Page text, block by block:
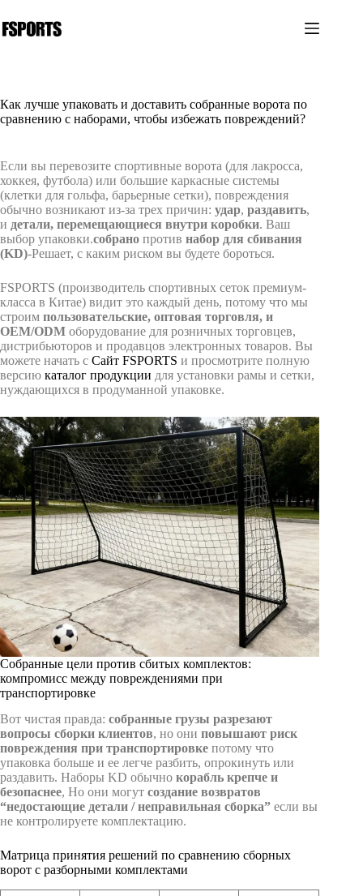
к
сути
Как лучше упаковать и доставить собранные ворота по
сравнению с наборами, чтобы избежать повреждений?
Если вы перевозите спортивные ворота (для лакросса,
хоккея, футбола) или большие каркасные системы
(клетки для гольфа, барьерные сетки), повреждения
обычно возникают из-за трех причин: удар, раздавить,
и детали, перемещающиеся внутри коробки. Ваш
выбор упаковки.собрано против набор для сбивания
(KD)-Решает, с каким риском вы будете бороться.
FSPORTS (производитель спортивных сеток премиум-
класса в Китае) видит это каждый день, потому что мы
строим пользовательские, оптовая торговля, и
OEM/ODM оборудование для розничных торговцев,
дистрибьюторов и продавцов электронных товаров. Вы
можете начать с Сайт FSPORTS и просмотрите полную
версию каталог продукции для установки рамы и сетки,
нуждающихся в продуманной упаковке.
Собранные цели против сбитых комплектов:
компромисс между повреждениями при
транспортировке
Вот чистая правда: собранные грузы разрезают
вопросы сборки клиентов, но они повышают риск
повреждения при транспортировке потому что
упаковка больше и ее легче разбить, опрокинуть или
раздавить. Наборы KD обычно корабль крепче и
безопаснее, Но они могут создание возвратов
“недостающие детали / неправильная сборка” если вы
не контролируете комплектацию.
Матрица принятия решений по сравнению сборных
ворот с разборными комплектами